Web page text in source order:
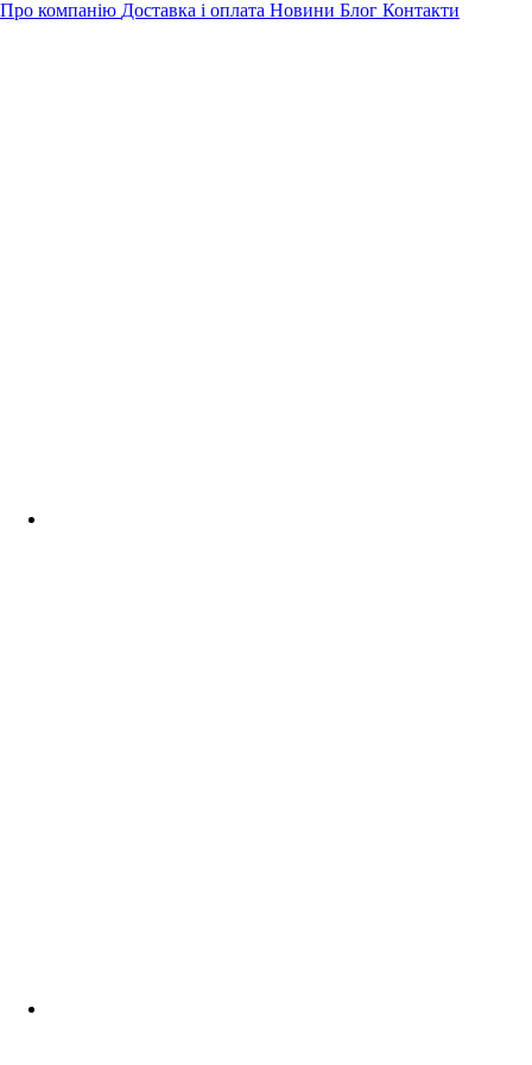
Про компанію Доставка і оплата Новини Блог Контакти